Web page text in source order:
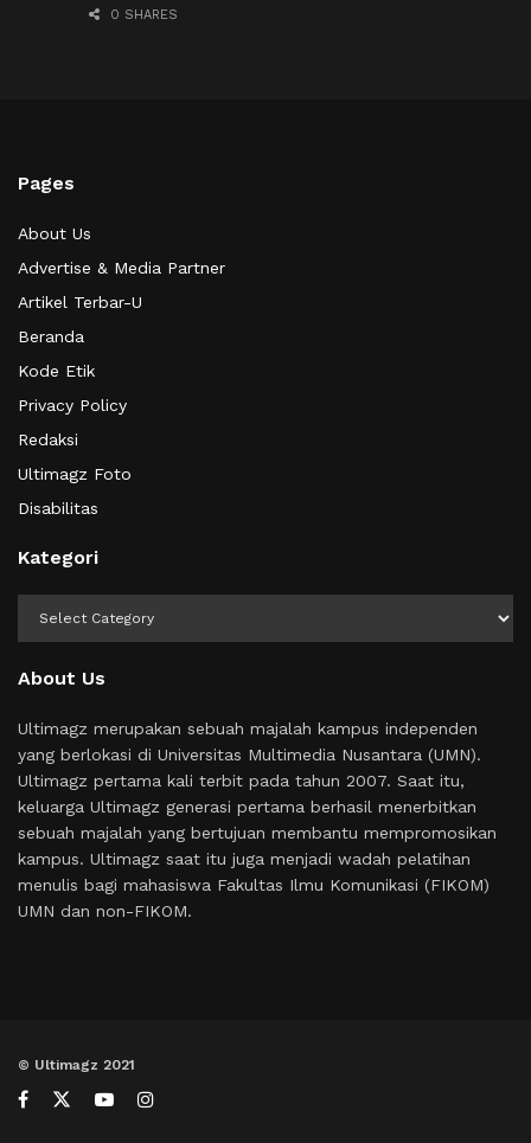
0 SHARES
Pages
About Us
Advertise & Media Partner
Artikel Terbar-U
Beranda
Kode Etik
Privacy Policy
Redaksi
Ultimagz Foto
Disabilitas
Kategori
About Us
Ultimagz merupakan sebuah majalah kampus independen
yang berlokasi di Universitas Multimedia Nusantara (UMN).
Ultimagz pertama kali terbit pada tahun 2007. Saat itu,
keluarga Ultimagz generasi pertama berhasil menerbitkan
sebuah majalah yang bertujuan membantu mempromosikan
kampus. Ultimagz saat itu juga menjadi wadah pelatihan
menulis bagi mahasiswa Fakultas Ilmu Komunikasi (FIKOM)
UMN dan non-FIKOM.
© Ultimagz 2021